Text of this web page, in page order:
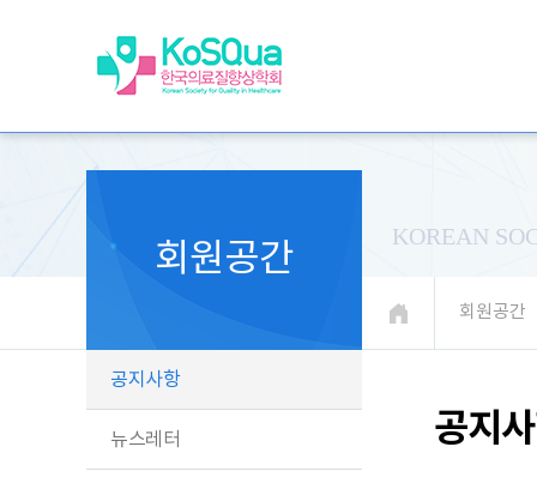
KOREAN
회원공간
회원공간
공지사항
뉴스레터 공지